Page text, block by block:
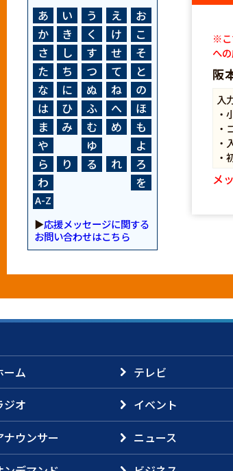
あ い う え
お
か
き く け
こ
さ
し す せ
そ
た
ち つ て
と
な
に ぬ ね
の
は
ひ ふ へ
ほ
ま
み む め
も
や
ゆ
よ
ら
り る れ
ろ
わ
を
A-Z
▶応援メッセージに関する
お問い合わせはこちら
※こ
へ
阪
入
・
・
・
・
メ
ーム
テレビ
ジオ
イベント
ナウンサー
ニュース